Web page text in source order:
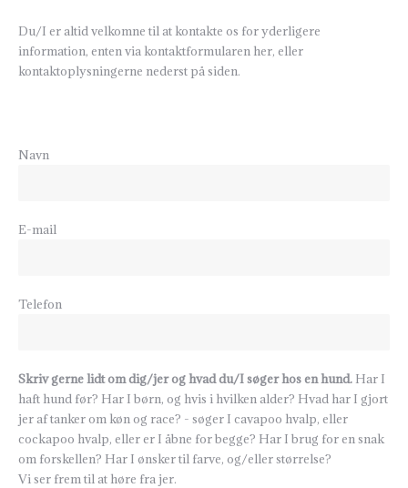
Du/I er altid velkomne til at kontakte os for yderligere
information, enten via kontaktformularen her, eller
kontaktoplysningerne nederst på siden.
Navn
E-mail
Telefon
Skriv gerne lidt om dig/jer og hvad du/I søger hos en hund. Har I
haft hund før? Har I børn, og hvis i hvilken alder? Hvad har I gjort
jer af tanker om køn og race? - søger I cavapoo hvalp, eller
cockapoo hvalp, eller er I åbne for begge? Har I brug for en snak
om forskellen? Har I ønsker til farve, og/eller størrelse?
Vi ser frem til at høre fra jer.